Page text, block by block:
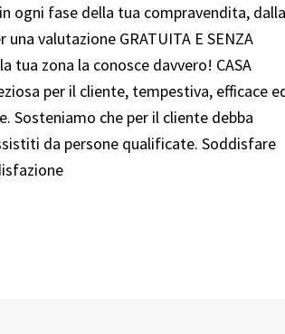
ogni fase della tua compravendita, dalla
valutazione GRATUITA E SENZA
tua zona la conosce davvero! CASA
per il cliente, tempestiva, efficace
Sosteniamo che per il cliente debba
da persone qualificate. Soddisfare